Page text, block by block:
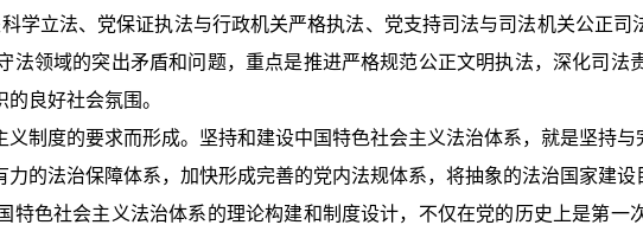
学立法、党保证执法与行政机关严格执法、党支持司法与司法机关公正
法领域的突出矛盾和问题，重点是推进严格规范公正文明执法，深化司
良好社会氛围。
制度的要求而形成。坚持和建设中国特色社会主义法治体系，就是坚持
的法治保障体系，加快形成完善的党内法规体系，将抽象的法治国家建
特色社会主义法治体系的理论构建和制度设计，不仅在党的历史上是第